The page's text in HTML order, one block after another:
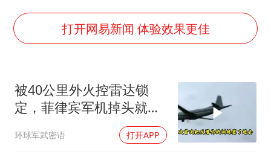
央视新主播李秋莹孙亚鹏亮相
情侣在平潭拍日出时坠崖致一死一伤
河南刑案嫌犯被抓 逃窜时伤害多人
娜扎称眼睛恢复情况不太妙
三警齐发！多地10级以上雷暴大风
乐享全民健身 共筑健康中国
打开网易新闻 体验效果更佳
被40公里外火控雷达锁
定，菲律宾军机掉头就
跑，欧盟1500万也救不了
场
环球军武密语 打开APP